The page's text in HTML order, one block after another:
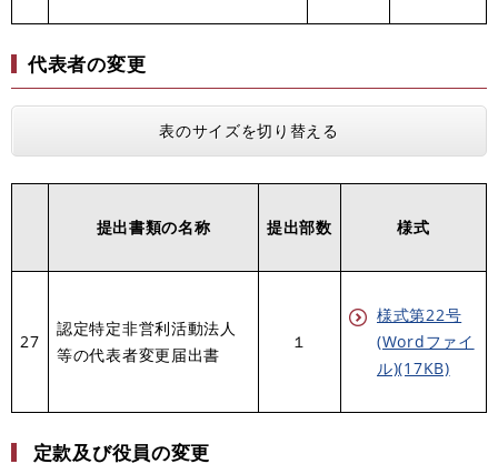
代表者の変更
表のサイズを切り替える
提出書類の名称 提出部数 様式
27
認定特定非営利活動法人
等の代表者変更届出書
１
様式第22号
(Wordファイ
ル)(17KB)
定款及び役員の変更